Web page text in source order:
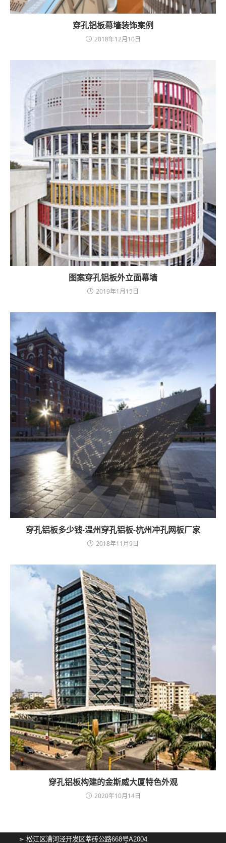
穿孔铝板幕墙装饰案例
2018年12月10日
图案穿孔铝板外立面幕墙
2019年1月15日
穿孔铝板多少钱-温州穿孔铝板-杭州冲孔网板厂家
2018年11月9日
穿孔铝板构建的金斯威大厦特色外观
2020年10月14日
➣ 松江区漕河泾开发区莘砖公路668号A2004